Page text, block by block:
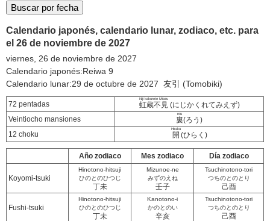
Calendario japonés, calendario lunar, zodiaco, etc. para
el 26 de noviembre de 2027
viernes, 26 de noviembre de 2027
Calendario japonés:Reiwa 9
Calendario lunar:29 de octubre de 2027 友引 (Tomobiki)
72 pentadas 虹蔵不見
Niji kakurete Miezu
(にじかくれてみえず)
Veintiocho mansiones
婁
rou
(ろう)
12 choku
開
Hiraku
(ひらく)
Año zodiaco Mes zodiaco Día zodiaco
Koyomi-tsuki
Hinotono-hitsuji
ひのとのひつじ
丁未
Mizunoe-ne
みずのえね
壬子
Tsuchinotono-tori
つちのとのとり
己酉
Fushi-tsuki
Hinotono-hitsuji
ひのとのひつじ
丁未
Kanotono-i
かのとのい
辛亥
Tsuchinotono-tori
つちのとのとり
己酉